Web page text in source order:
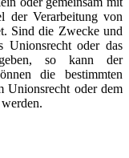
der Verarbeitung von
Sind die Zwecke und
Unionsrecht oder das
so kann der
die bestimmten
Unionsrecht oder dem